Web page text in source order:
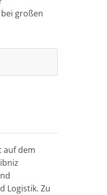
großen
auf dem
Logistik. Zu